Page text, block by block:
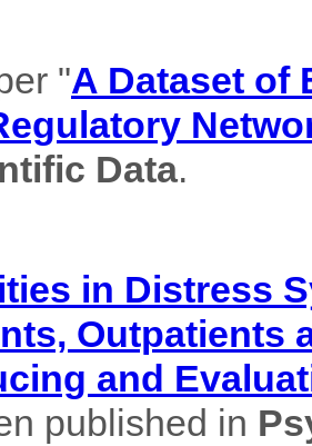
"A Dataset of
Data.
in Distress
Outpatients
and
published in